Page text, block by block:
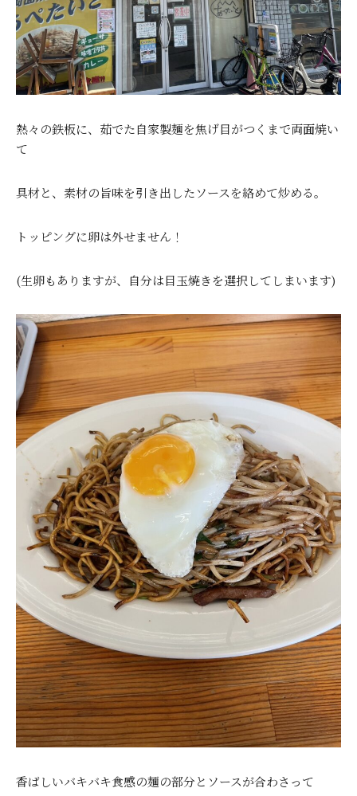
熱々の鉄板に、茹でた自家製麺を焦げ目がつくまで両面焼い
て
具材と、素材の旨味を引き出したソースを絡めて炒める。
トッピングに卵は外せません！
(生卵もありますが、自分は目玉焼きを選択してしまいます)
香ばしいバキバキ食感の麺の部分とソースが合わさって